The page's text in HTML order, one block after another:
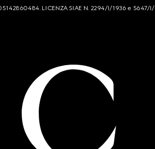
LICENZA SIAE N. 2294/I/1936 e 5647/